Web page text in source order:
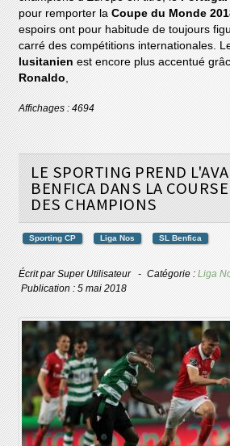
pour remporter laCoupe du Monde
espoirs ont pour habitude de toujours
carré des compétitions internationales.
lusitanienest encore plus accentué
Ronaldo,
Affichages : 4694
LE SPORTING PREND
BENFICA DANS LA
DES CHAMPIONS
Sporting CP Liga Nos SL Benfica
Écrit parSuper Utilisateur Catégorie :Liga
Publication : 5 mai 2018